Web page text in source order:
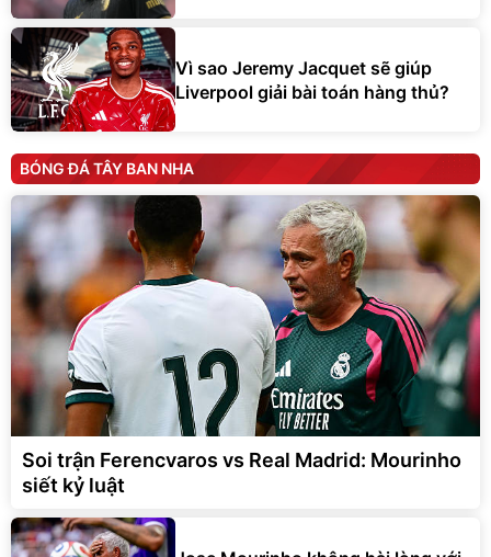
Vì sao Jeremy Jacquet sẽ giúp
Liverpool giải bài toán hàng thủ?
BÓNG ĐÁ TÂY BAN NHA
Soi trận Ferencvaros vs Real Madrid: Mourinho
siết kỷ luật